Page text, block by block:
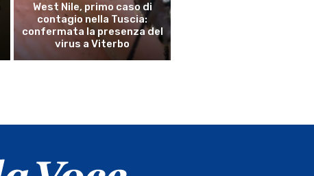
West Nile, primo caso di
contagio nella Tuscia:
confermata la presenza del
virus a Viterbo